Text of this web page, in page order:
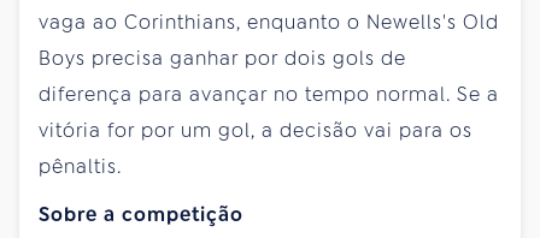
vaga ao Corinthians, enquanto o Newells's Old
Boys precisa ganhar por dois gols de
diferença para avançar no tempo normal. Se a
vitória for por um gol, a decisão vai para os
pênaltis.
Sobre a competição